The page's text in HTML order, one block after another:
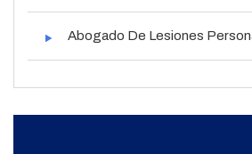
Abogado De Lesiones